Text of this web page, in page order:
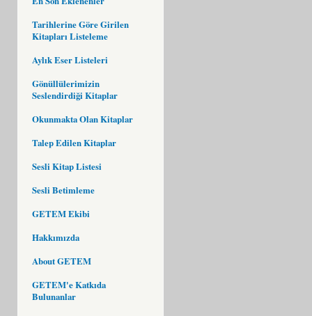
Tarihlerine Göre Girilen
Kitapları Listeleme
Aylık Eser Listeleri
Gönüllülerimizin
Seslendirdiği Kitaplar
Okunmakta Olan Kitaplar
Talep Edilen Kitaplar
Sesli Kitap Listesi
Sesli Betimleme
GETEM Ekibi
Hakkımızda
About GETEM
GETEM'e Katkıda
Bulunanlar